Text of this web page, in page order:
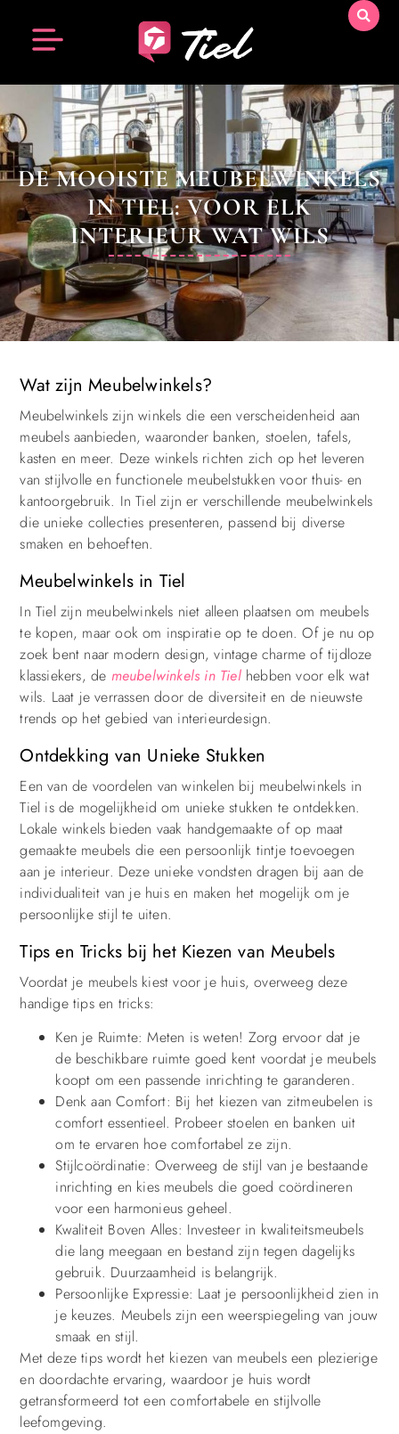
DE MOOISTE MEUBELWINKELS
IN TIEL: VOOR ELK
INTERIEUR WAT WILS
Wat zijn Meubelwinkels?
Meubelwinkels zijn winkels die een verscheidenheid aan
meubels aanbieden, waaronder banken, stoelen, tafels,
kasten en meer. Deze winkels richten zich op het leveren
van stijlvolle en functionele meubelstukken voor thuis- en
kantoorgebruik. In Tiel zijn er verschillende meubelwinkels
die unieke collecties presenteren, passend bij diverse
smaken en behoeften.
Meubelwinkels in Tiel
In Tiel zijn meubelwinkels niet alleen plaatsen om meubels
te kopen, maar ook om inspiratie op te doen. Of je nu op
zoek bent naar modern design, vintage charme of tijdloze
klassiekers, de meubelwinkels in Tielhebben voor elk wat
wils. Laat je verrassen door de diversiteit en de nieuwste
trends op het gebied van interieurdesign.
Ontdekking van Unieke Stukken
Een van de voordelen van winkelen bij meubelwinkels in
Tiel is de mogelijkheid om unieke stukken te ontdekken.
Lokale winkels bieden vaak handgemaakte of op maat
gemaakte meubels die een persoonlijk tintje toevoegen
aan je interieur. Deze unieke vondsten dragen bij aan de
individualiteit van je huis en maken het mogelijk om je
persoonlijke stijl te uiten.
Tips en Tricks bij het Kiezen van Meubels
Voordat je meubels kiest voor je huis, overweeg deze
handige tips en tricks:
Ken je Ruimte: Meten is weten! Zorg ervoor dat je
de beschikbare ruimte goed kent voordat je meubels
koopt om een passende inrichting te garanderen.
Denk aan Comfort: Bij het kiezen van zitmeubelen is
comfort essentieel. Probeer stoelen en banken uit
om te ervaren hoe comfortabel ze zijn.
Stijlcoördinatie: Overweeg de stijl van je bestaande
inrichting en kies meubels die goed coördineren
voor een harmonieus geheel.
Kwaliteit Boven Alles: Investeer in kwaliteitsmeubels
die lang meegaan en bestand zijn tegen dagelijks
gebruik. Duurzaamheid is belangrijk.
Persoonlijke Expressie: Laat je persoonlijkheid zien in
je keuzes. Meubels zijn een weerspiegeling van jouw
smaak en stijl.
Met deze tips wordt het kiezen van meubels een plezierige
en doordachte ervaring, waardoor je huis wordt
getransformeerd tot een comfortabele en stijlvolle
leefomgeving.